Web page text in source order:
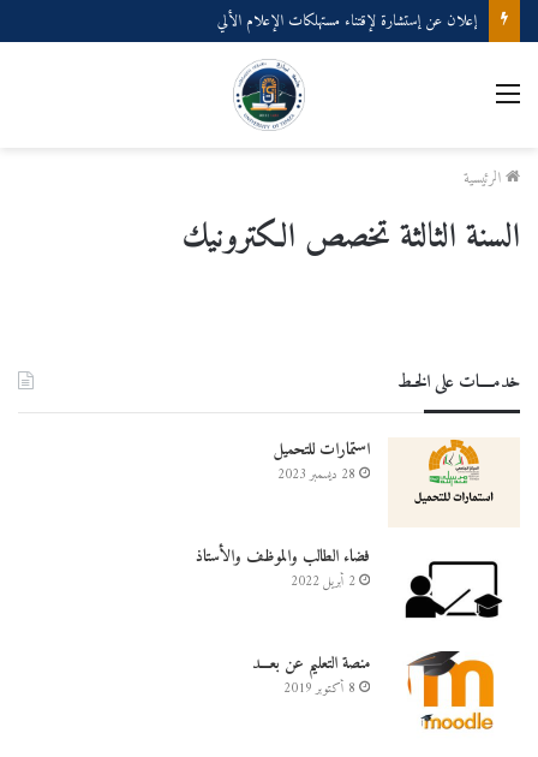
إعلان عن إستشارة لإقتناء مستهلكات الإعلام الألي
القائمة
الرئيسية
السنة الثالثة تخصص الكترونيك
خدمــــات على الخـط
استمارات للتحميل
28 ديسمبر 2023
فضاء الطالب والموظف والأستاذ
2 أبريل 2022
منصة التعليم عن بعـــد
8 أكتوبر 2019